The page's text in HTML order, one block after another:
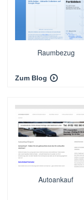
Raumbezug
Zum Blog
Autoankauf